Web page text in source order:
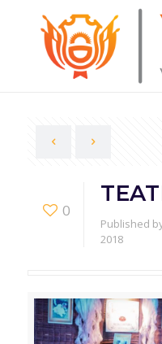
0
Published
2018